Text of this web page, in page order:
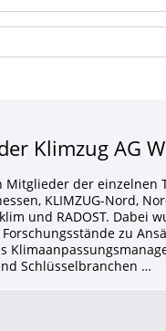
Klimzug AG
Mitglieder der einzelnen
KLIMZUG-Nord,
und RADOST. Dabei
zu
Schlüsselbranchen …